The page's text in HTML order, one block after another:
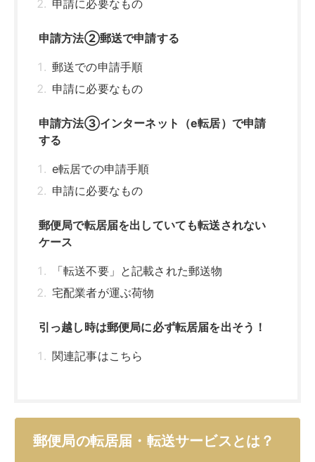
申請に必要なもの
申請方法②郵送で申請する
郵送での申請手順
申請に必要なもの
申請方法③インターネット（e転居）で申請
する
e転居での申請手順
申請に必要なもの
郵便局で転居届を出していても転送されない
ケース
「転送不要」と記載された郵送物
宅配業者が運ぶ荷物
引っ越し時は郵便局に必ず転居届を出そう！
関連記事はこちら
郵便局の転居届・転送サービスとは？